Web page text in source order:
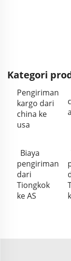
Kategori
Pengiriman
kargo dari
china ke
usa
Biaya
pengiriman
dari
Tiongkok
ke AS